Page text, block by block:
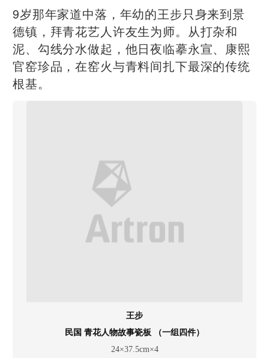
9岁那年家道中落，年幼的王步只身来到景
德镇，拜青花艺人许友生为师。从打杂和
泥、勾线分水做起，他日夜临摹永宣、康熙
官窑珍品，在窑火与青料间扎下最深的传统
根基。
王步
民国 青花人物故事瓷板 （一组四件）
24×37.5cm×4